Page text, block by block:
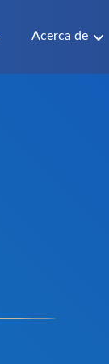
Acerca de